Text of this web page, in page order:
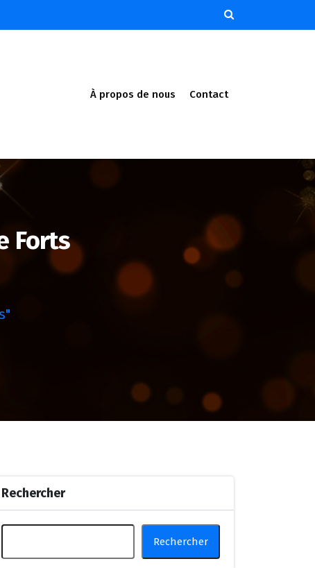
À propos de nous Contact
Forts
Rechercher
Rechercher